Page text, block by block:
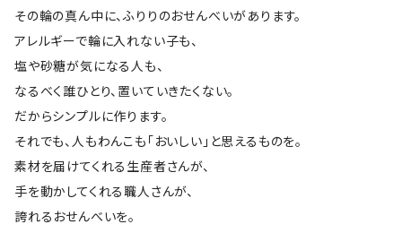
その輪の真ん中に、ふりりのおせんべいがあります。
アレルギーで輪に入れない子も、
塩や砂糖が気になる人も、
なるべく誰ひとり、置いていきたくない。
だからシンプルに作ります。
それでも、人もわんこも「おいしい」と思えるものを。
素材を届けてくれる生産者さんが、
手を動かしてくれる職人さんが、
誇れるおせんべいを。